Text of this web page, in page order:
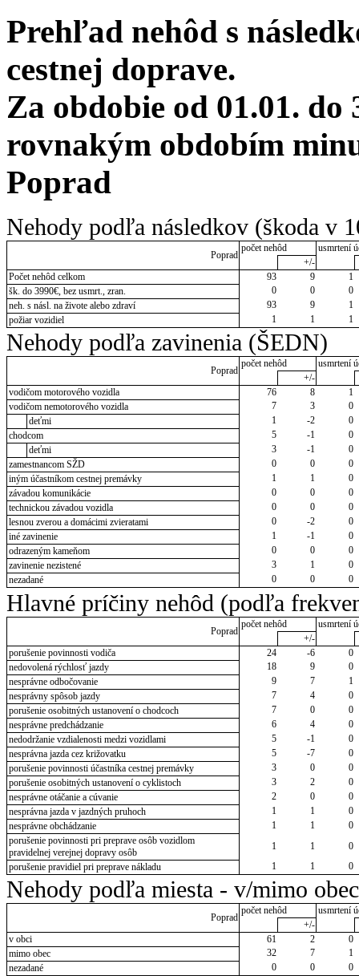
Prehľad nehôd s
cestnej doprave.
Za obdobie od 01.01. do
rovnakým obdobím
Poprad
Nehody podľa následkov (škoda v
Poprad
počet nehôd
usmrtení
+/-
Počet nehôd celkom
93 9
1
šk. do 3990€, bez usmrt., zran.
0 0
0
neh. s násl. na živote alebo zdraví
93 9
1
požiar vozidiel
1 1 1
Nehody podľa zavinenia (ŠEDN)
Poprad
počet nehôd
usmrtení
+/-
vodičom motorového vozidla
76 8
1
vodičom nemotorového vozidla
7 3
0
deťmi
1 -2
0
chodcom
5 -1
0
deťmi
3 -1
0
zamestnancom SŽD
0 0
0
iným účastníkom cestnej premávky
1 1
0
závadou komunikácie
0 0
0
technickou závadou vozidla
0 0
0
lesnou zverou a domácimi zvieratami
0 -2
0
iné zavinenie
1 -1
0
odrazeným kameňom
0 0
0
zavinenie nezistené
3 1
0
nezadané
0 0 0
Hlavné príčiny nehôd (podľa
Poprad
počet nehôd
usmrtení
+/-
porušenie povinnosti vodiča
24 -6
0
nedovolená rýchlosť jazdy
18 9
0
nesprávne odbočovanie
9 7
1
nesprávny spôsob jazdy
7 4
0
porušenie osobitných ustanovení o chodcoch
7 0
0
nesprávne predchádzanie
6 4
0
nedodržanie vzdialenosti medzi vozidlami
5 -1
0
nesprávna jazda cez križovatku
5 -7
0
porušenie povinnosti účastníka cestnej premávky
3 0
0
porušenie osobitných ustanovení o cyklistoch
3 2
0
nesprávne otáčanie a cúvanie
2 0
0
nesprávna jazda v jazdných pruhoch
1 1
0
nesprávne obchádzanie
1 1
0
porušenie povinnosti pri preprave osôb vozidlom
pravidelnej verejnej dopravy osôb
1 1
0
porušenie pravidiel pri preprave nákladu
1 1 0
Nehody podľa miesta - v/mimo obec
Poprad
počet nehôd
usmrtení
+/-
v obci
61 2
0
mimo obec
32 7
1
nezadané
0 0 0